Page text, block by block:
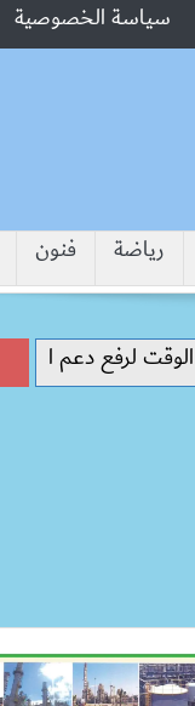
سياسة الخصوصية
رياضة
فنون